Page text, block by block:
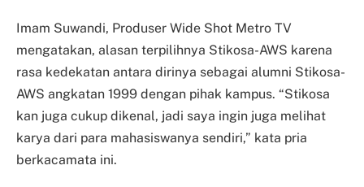
Imam Suwandi, Produser Wide Shot Metro TV
mengatakan, alasan terpilihnya Stikosa-AWS karena
rasa kedekatan antara dirinya sebagai alumni Stikosa-
AWS angkatan 1999 dengan pihak kampus. “Stikosa
kan juga cukup dikenal, jadi saya ingin juga melihat
karya dari para mahasiswanya sendiri,” kata pria
berkacamata ini.